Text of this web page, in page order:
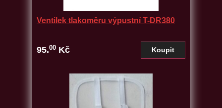
Ventilek tlakoměru výpustní T-DR380
95.00 Kč